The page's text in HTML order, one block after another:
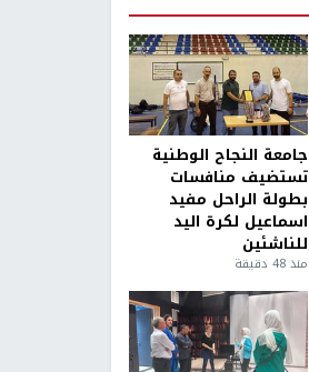
جامعة النجاح الوطنية
تستضيف منافسات
بطولة الراحل مفيد
اسماعيل لكرة اليد
للناشئين
منذ 48 دقيقة